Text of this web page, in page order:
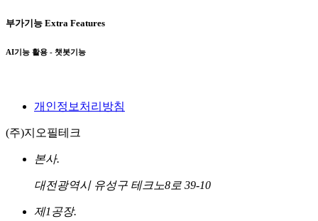
부가기능 Extra Features
AI기능 활용 - 챗봇기능
개인정보처리방침
(주)지오필테크
본사.
대전광역시 유성구 테크노8로 39-10
제1공장.